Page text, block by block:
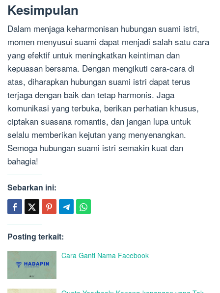
Kesimpulan
Dalam menjaga keharmonisan hubungan suami istri,
momen menyusui suami dapat menjadi salah satu cara
yang efektif untuk meningkatkan keintiman dan
kepuasan bersama. Dengan mengikuti cara-cara di
atas, diharapkan hubungan suami istri dapat terus
terjaga dengan baik dan tetap harmonis. Jaga
komunikasi yang terbuka, berikan perhatian khusus,
ciptakan suasana romantis, dan jangan lupa untuk
selalu memberikan kejutan yang menyenangkan.
Semoga hubungan suami istri semakin kuat dan
bahagia!
Sebarkan ini:
Posting terkait:
Cara Ganti Nama Facebook